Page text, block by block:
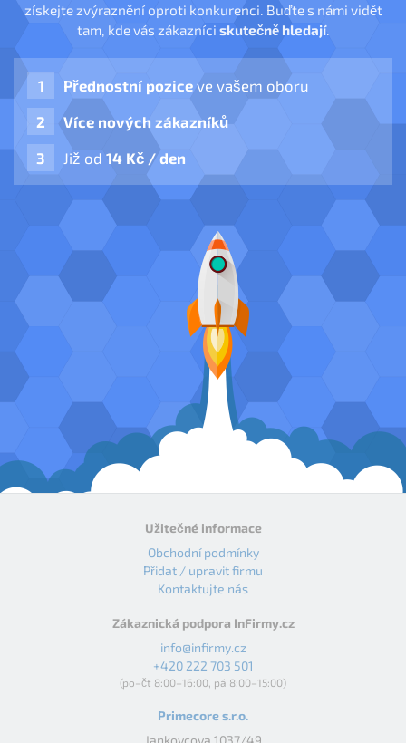
získejte zvýraznění oproti konkurenci. Buďte s námi vidět
tam, kde vás zákazníci skutečně hledají.
Přednostní pozice ve vašem oboru
Více nových zákazníků
Již od 14 Kč / den
Užitečné informace
Obchodní podmínky
Přidat / upravit firmu
Kontaktujte nás
Zákaznická podpora InFirmy.cz
info@infirmy.cz
+420 222 703 501
(po–čt 8:00–16:00, pá 8:00–15:00)
Primecore s.r.o.
Jankovcova 1037/49